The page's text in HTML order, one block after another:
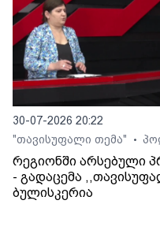
30-07-2026 20:22
"თავისუფალი თემა"
•
რეგიონში არსებული
- გადაცემა
ბულისკერია